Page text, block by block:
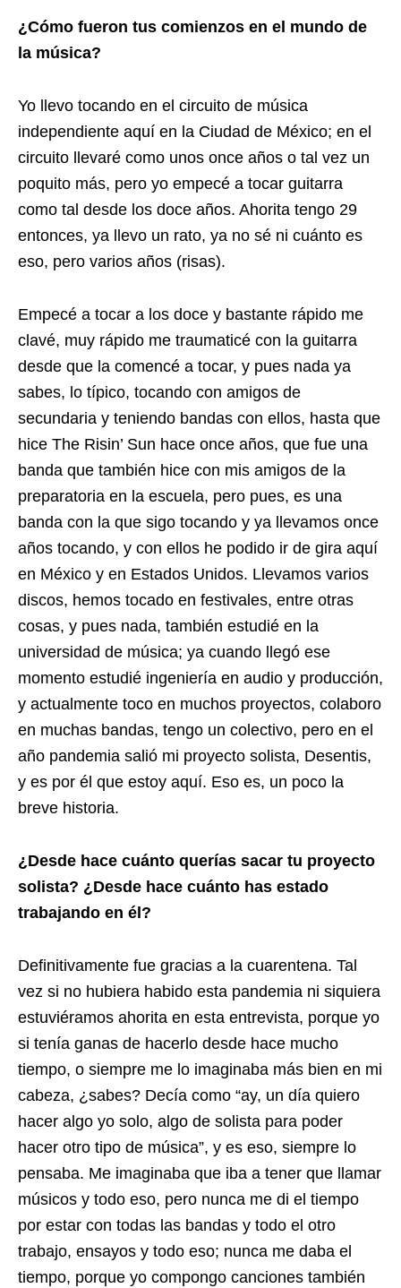
¿Cómo fueron tus comienzos en el mundo de
la música?
Yo llevo tocando en el circuito de música
independiente aquí en la Ciudad de México; en el
circuito llevaré como unos once años o tal vez un
poquito más, pero yo empecé a tocar guitarra
como tal desde los doce años. Ahorita tengo 29
entonces, ya llevo un rato, ya no sé ni cuánto es
eso, pero varios años (risas).
Empecé a tocar a los doce y bastante rápido me
clavé, muy rápido me traumaticé con la guitarra
desde que la comencé a tocar, y pues nada ya
sabes, lo típico, tocando con amigos de
secundaria y teniendo bandas con ellos, hasta que
hice The Risin’ Sun hace once años, que fue una
banda que también hice con mis amigos de la
preparatoria en la escuela, pero pues, es una
banda con la que sigo tocando y ya llevamos once
años tocando, y con ellos he podido ir de gira aquí
en México y en Estados Unidos. Llevamos varios
discos, hemos tocado en festivales, entre otras
cosas, y pues nada, también estudié en la
universidad de música; ya cuando llegó ese
momento estudié ingeniería en audio y producción,
y actualmente toco en muchos proyectos, colaboro
en muchas bandas, tengo un colectivo, pero en el
año pandemia salió mi proyecto solista, Desentis,
y es por él que estoy aquí. Eso es, un poco la
breve historia.
¿Desde hace cuánto querías sacar tu proyecto
solista? ¿Desde hace cuánto has estado
trabajando en él?
Definitivamente fue gracias a la cuarentena. Tal
vez si no hubiera habido esta pandemia ni siquiera
estuviéramos ahorita en esta entrevista, porque yo
si tenía ganas de hacerlo desde hace mucho
tiempo, o siempre me lo imaginaba más bien en mi
cabeza, ¿sabes? Decía como “ay, un día quiero
hacer algo yo solo, algo de solista para poder
hacer otro tipo de música”, y es eso, siempre lo
pensaba. Me imaginaba que iba a tener que llamar
músicos y todo eso, pero nunca me di el tiempo
por estar con todas las bandas y todo el otro
trabajo, ensayos y todo eso; nunca me daba el
tiempo, porque yo compongo canciones también